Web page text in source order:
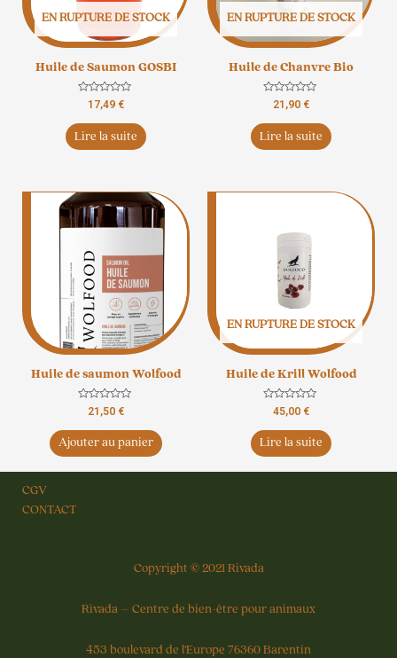
EN RUPTURE DE STOCK
Huile de Saumon GOSBI
Note
sur
5
17,49 €
Lire la suite
EN RUPTURE DE STOCK
Huile de Chanvre Bio
Note
sur
5
21,90 €
Lire la suite
Huile de saumon Wolfood
Note
sur
5
21,50 €
Ajouter au panier
EN RUPTURE DE STOCK
Huile de Krill Wolfood
Note
sur
5
45,00 €
Lire la suite
CGV
CONTACT
Copyright © 2021 Rivada
Rivada – Centre de bien-être pour animaux
453 boulevard de l’Europe 76360 Barentin